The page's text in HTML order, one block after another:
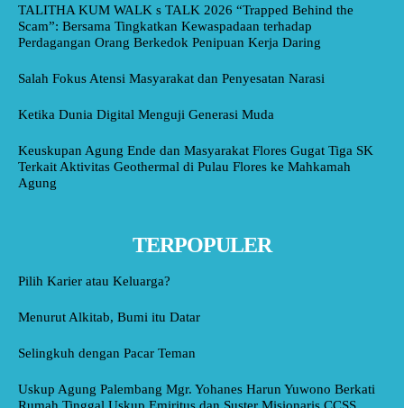
TALITHA KUM WALK s TALK 2026 “Trapped Behind the
Scam”: Bersama Tingkatkan Kewaspadaan terhadap
Perdagangan Orang Berkedok Penipuan Kerja Daring
Salah Fokus Atensi Masyarakat dan Penyesatan Narasi
Ketika Dunia Digital Menguji Generasi Muda
Keuskupan Agung Ende dan Masyarakat Flores Gugat Tiga SK
Terkait Aktivitas Geothermal di Pulau Flores ke Mahkamah
Agung
TERPOPULER
Pilih Karier atau Keluarga?
Menurut Alkitab, Bumi itu Datar
Selingkuh dengan Pacar Teman
Uskup Agung Palembang Mgr. Yohanes Harun Yuwono Berkati